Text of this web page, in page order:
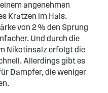
angenehmen
Kratzen im Hals.
von 2 % den Sprung
Und durch die
Nikotinsalz erfolgt die
Allerdings gibt es
Dampfer, die weniger